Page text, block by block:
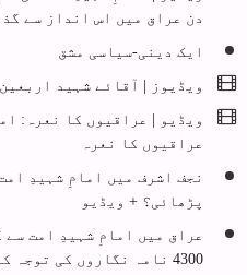
دن عراق میں اس انداز سے
ایک دینی-سیاسی مشق
ویڈیوز | آقائے شہید
ویڈیو | عراقیوں کا نعرہ:
عراقیوں کا نعرہ
نجف اشرف میں امامِ شہیدِ
پڑھائی؟ + ویڈیو
عراق میں امامِ شہیدِ امت سے
4300 نامہ نگاروں کی توجہ کا مرکز